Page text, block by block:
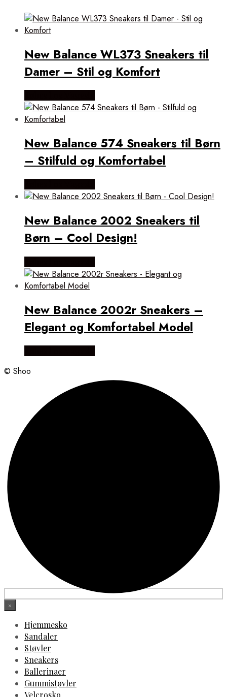
New Balance WL373 Sneakers til
Damer – Stil og Komfort
New Balance 574 Sneakers til Børn
– Stilfuld og Komfortabel
New Balance 2002 Sneakers til
Børn – Cool Design!
New Balance 2002r Sneakers –
Elegant og Komfortabel Model
© Shoo
×
Hjemmesko
Sandaler
Støvler
Sneakers
Ballerinaer
Gummistøvler
Velcrosko